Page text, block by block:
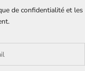
de confidentialité et les